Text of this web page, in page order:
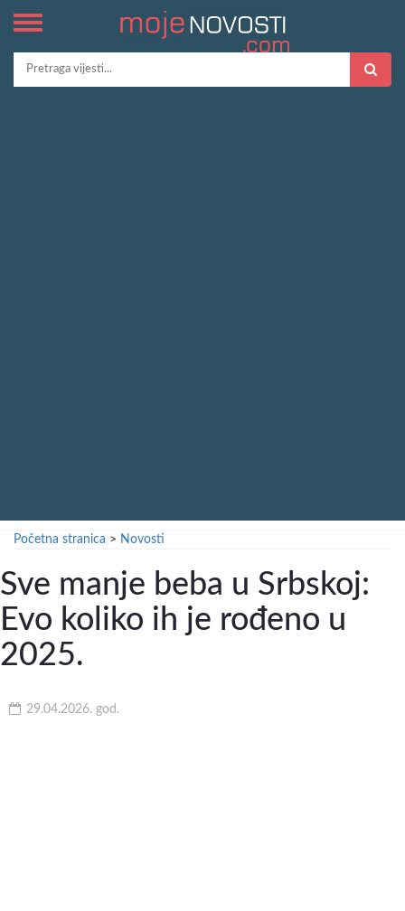
Početna stranica > Novosti
Sve manje beba u Srbskoj:
Evo koliko ih je rođeno u
2025.
29.04.2026. god.